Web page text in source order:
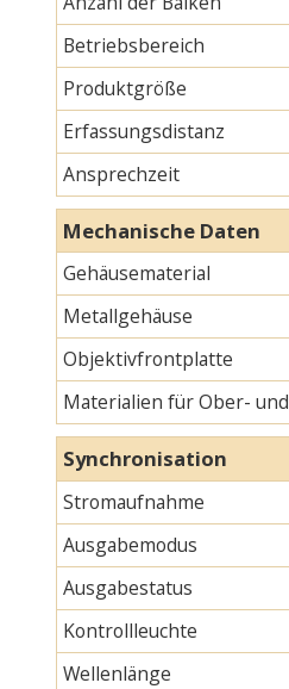
Betriebsbereich
Produktgröße
Erfassungsdistanz
Ansprechzeit
Mechanische Daten
Gehäusematerial
Metallgehäuse
Objektivfrontplatte
Materialien für Ober-
Synchronisation
Stromaufnahme
Ausgabemodus
Ausgabestatus
Kontrollleuchte
Wellenlänge